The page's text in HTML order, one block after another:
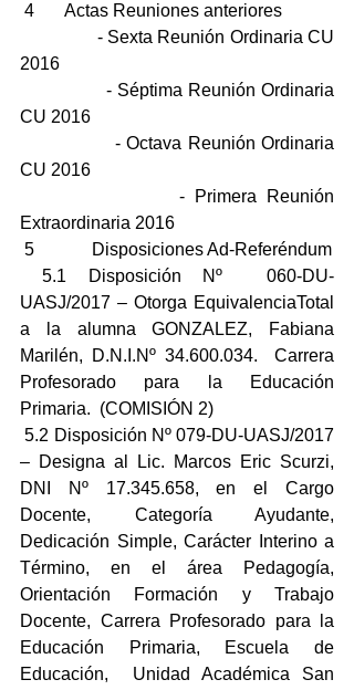
4       Actas Reuniones anteriores
2016
                - Séptima Reunión Ordinaria
CU 2016
CU 2016
Extraordinaria 2016
5             Disposiciones Ad-Referéndum
UASJ/2017 – Otorga EquivalenciaTotal
a la alumna GONZALEZ, Fabiana
Marilén, D.N.I.Nº 34.600.034.  Carrera
Profesorado para la Educación
Primaria.  (COMISIÓN 2)
5.2 Disposición Nº 079-DU-UASJ/2017
– Designa al Lic. Marcos Eric Scurzi,
DNI Nº 17.345.658, en el Cargo
Docente, Categoría Ayudante,
Dedicación Simple, Carácter Interino a
Término, en el área Pedagogía,
Orientación Formación y Trabajo
Docente, Carrera Profesorado para la
Educación Primaria, Escuela de
Educación,  Unidad Académica San